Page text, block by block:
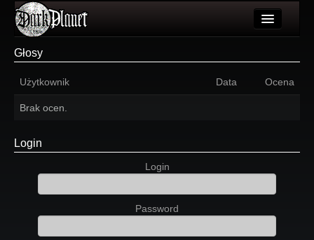
Wydarzenia
Forum
Głosy
Użytkownik Data Ocena
Brak ocen.
Login
Login
Password